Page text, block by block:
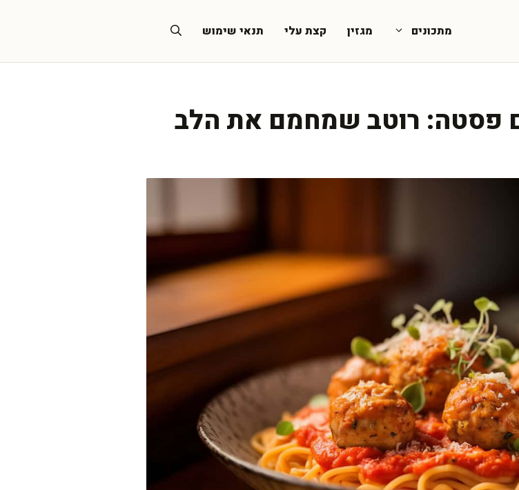
מתכונים מגזין קצת עלי תנאי שימוש
פסטה: רוטב שמחמם את הלב